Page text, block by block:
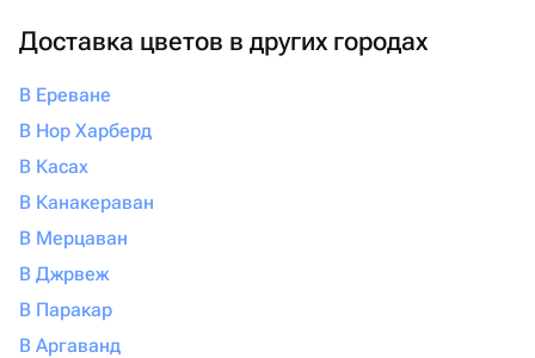
Доставка цветов в других городах
В Ереване
В Нор Харберд
В Касах
В Канакераван
В Мерцаван
В Джрвеж
В Паракар
В Аргаванд